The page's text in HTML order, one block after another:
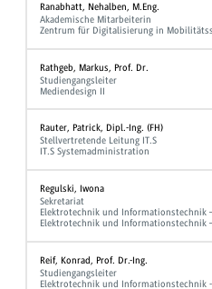
Ranabhatt, Nehalben, M.Eng.
Akademische Mitarbeiterin
Zentrum für Digitalisierung in
Rathgeb, Markus, Prof. Dr.
Studiengangsleiter
Mediendesign II
Rauter, Patrick, Dipl.-Ing. (FH)
Stellvertretende Leitung IT.S
IT.S Systemadministration
Regulski, Iwona
Sekretariat
Elektrotechnik und Informationstechnik
Elektrotechnik und Informationstechnik
Reif, Konrad, Prof. Dr.-Ing.
Studiengangsleiter
Elektrotechnik und Informationstechnik